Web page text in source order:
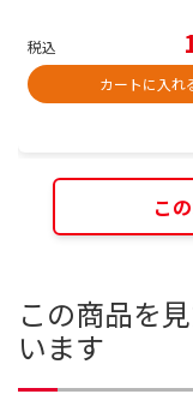
税込
カートに入れ
こ
この商品を
います